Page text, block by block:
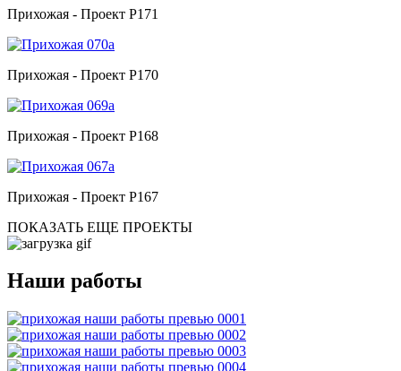
Прихожая - Проект P171
Прихожая - Проект P170
Прихожая - Проект P168
Прихожая - Проект P167
ПОКАЗАТЬ ЕЩЕ ПРОЕКТЫ
Наши работы